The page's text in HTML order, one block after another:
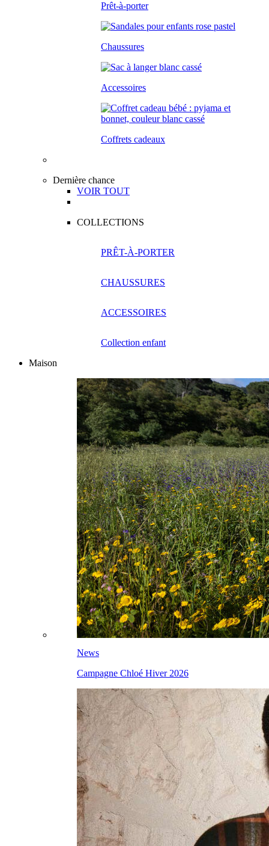
Prêt-à-porter
Chaussures
Accessoires
Coffrets cadeaux
Dernière chance
VOIR TOUT
COLLECTIONS
PRÊT-À-PORTER
CHAUSSURES
ACCESSOIRES
Collection enfant
Maison
News
Campagne Chloé Hiver 2026